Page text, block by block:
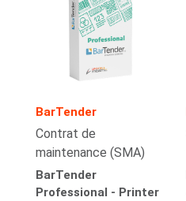
BarTender
Contrat de
maintenance (SMA)
BarTender
Professional - Printer